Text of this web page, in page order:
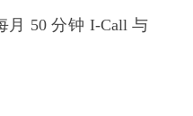
月 50 分钟 I-Call 与